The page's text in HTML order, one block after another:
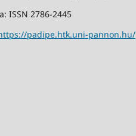
ISSN 2786-2445
padipe.htk.uni-pannon.hu/